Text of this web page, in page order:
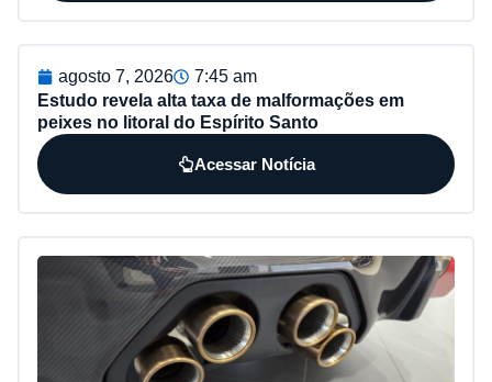
agosto 7, 2026
7:45 am
Estudo revela alta taxa de malformações em
peixes no litoral do Espírito Santo
Acessar Notícia